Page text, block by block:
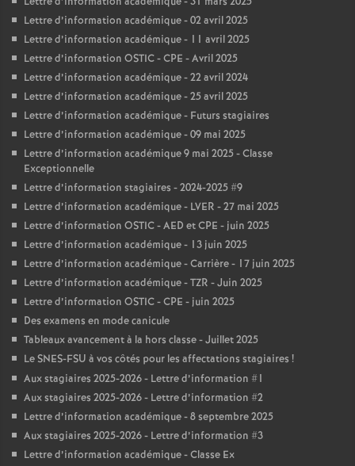
Lettre d’information académique - 02 avril 2025
Lettre d’information académique - 11 avril 2025
Lettre d’information OSTIC - CPE - Avril 2025
Lettre d’information académique - 22 avril 2024
Lettre d’information académique - 25 avril 2025
Lettre d’information académique - Futurs stagiaires
Lettre d’information académique - 09 mai 2025
Lettre d’information académique 9 mai 2025 - Classe
Exceptionnelle
Lettre d’information stagiaires - 2024-2025 #9
Lettre d’information académique - LVER - 27 mai 2025
Lettre d’information OSTIC - AED et CPE - juin 2025
Lettre d’information académique - 13 juin 2025
Lettre d’information académique - Carrière - 17 juin 2025
Lettre d’information académique - TZR - Juin 2025
Lettre d’information OSTIC - CPE - juin 2025
Des examens en mode canicule
Tableaux avancement à la hors classe - Juillet 2025
Le SNES-FSU à vos côtés pour les affectations stagiaires !
Aux stagiaires 2025-2026 - Lettre d’information #1
Aux stagiaires 2025-2026 - Lettre d’information #2
Lettre d’information académique - 8 septembre 2025
Aux stagiaires 2025-2026 - Lettre d’information #3
Lettre d’information académique - Classe Ex